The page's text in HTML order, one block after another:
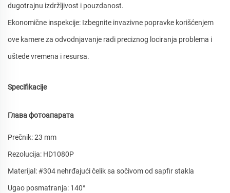
dugotrajnu izdržljivost i pouzdanost.
Ekonomične inspekcije: Izbegnite invazivne popravke korišćenjem
ove kamere za odvodnjavanje radi preciznog lociranja problema i
uštede vremena i resursa.
Specifikacije
Глава фотоапарата
Prečnik: 23 mm
Rezolucija: HD1080P
Materijal: #304 nehrđajući čelik sa sočivom od sapfir stakla
Ugao posmatranja: 140°